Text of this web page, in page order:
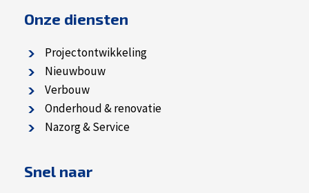
Onze diensten
Projectontwikkeling
Nieuwbouw
Verbouw
Onderhoud & renovatie
Nazorg & Service
Snel naar